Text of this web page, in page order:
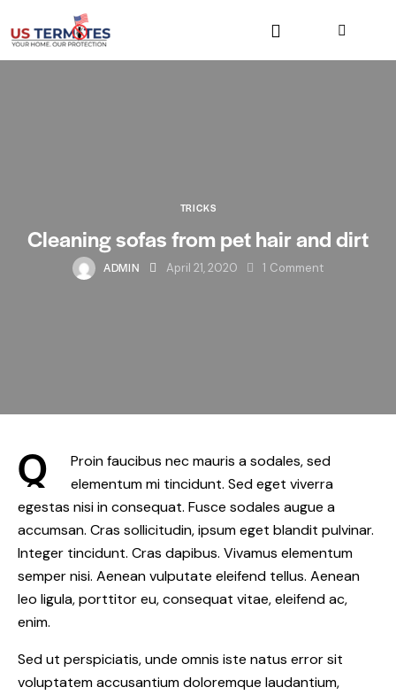
TRICKS
Cleaning sofas from pet hair and dirt
ADMIN April 21, 2020 1 Comment
Q
Proin faucibus nec mauris a sodales, sed
elementum mi tincidunt. Sed eget viverra
egestas nisi in consequat. Fusce sodales augue a
accumsan. Cras sollicitudin, ipsum eget blandit pulvinar.
Integer tincidunt. Cras dapibus. Vivamus elementum
semper nisi. Aenean vulputate eleifend tellus. Aenean
leo ligula, porttitor eu, consequat vitae, eleifend ac,
enim.
Sed ut perspiciatis, unde omnis iste natus error sit
voluptatem accusantium doloremque laudantium,